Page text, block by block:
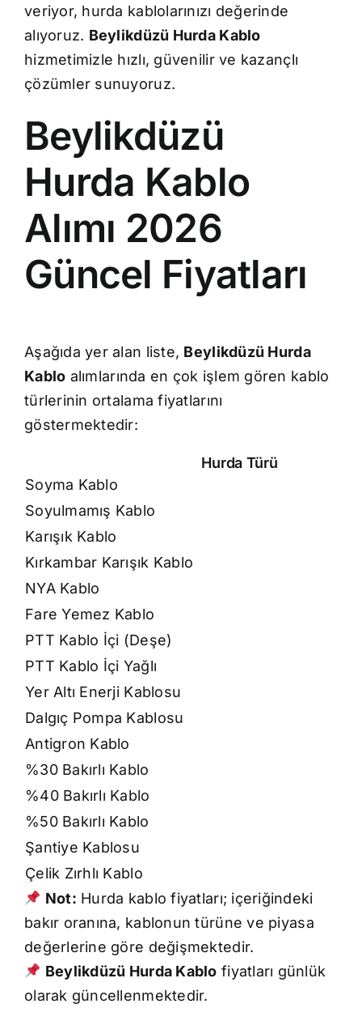
veriyor, hurda kablolarınızı değerinde
alıyoruz. Beylikdüzü Hurda Kablo
hizmetimizle hızlı, güvenilir ve kazançlı
çözümler sunuyoruz.
Beylikdüzü
Hurda Kablo
Alımı 2026
Güncel Fiyatları
Aşağıda yer alan liste, Beylikdüzü Hurda
Kablo alımlarında en çok işlem gören kablo
türlerinin ortalama fiyatlarını
göstermektedir:
Hurda Türü
Soyma Kablo
Soyulmamış Kablo
Karışık Kablo
Kırkambar Karışık Kablo
NYA Kablo
Fare Yemez Kablo
PTT Kablo İçi (Deşe)
PTT Kablo İçi Yağlı
Yer Altı Enerji Kablosu
Dalgıç Pompa Kablosu
Antigron Kablo
%30 Bakırlı Kablo
%40 Bakırlı Kablo
%50 Bakırlı Kablo
Şantiye Kablosu
Çelik Zırhlı Kablo
Not: Hurda kablo fiyatları; içeriğindeki
bakır oranına, kablonun türüne ve piyasa
değerlerine göre değişmektedir.
Beylikdüzü Hurda Kablo fiyatları günlük
olarak güncellenmektedir.